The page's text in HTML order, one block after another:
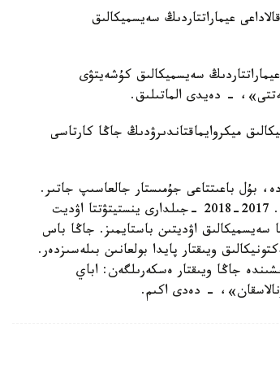
عيماراتتاردىڭ سەيسميكالىق
سەيسميكالىق كۇشەيتۋى
- دەيدى الماتىلىق.
سەيسميكالىق ميكروايماقتاندىرۋدىڭ جاڭا كارتاسى
بۇل باعىتتاعى جۇمىستار جالعاسىپ جاتىر.
بۇگىندە قالا قاز ق س ع ز ي بەكىتكەن تالاپتارعا ساي ءومىر سۇرۋدە. 2017-2018 -جىلدارى ينستيتۋتتا اۋديت
اۋديتىن باستايمىز. جاڭا باس
الماتىدا جاڭا تەكتونيكالىق ويىقتار پايدا بولعانىن بىلەسىزدەر.
جاڭا ويىقتار ەسكەرىلگەن: اباي